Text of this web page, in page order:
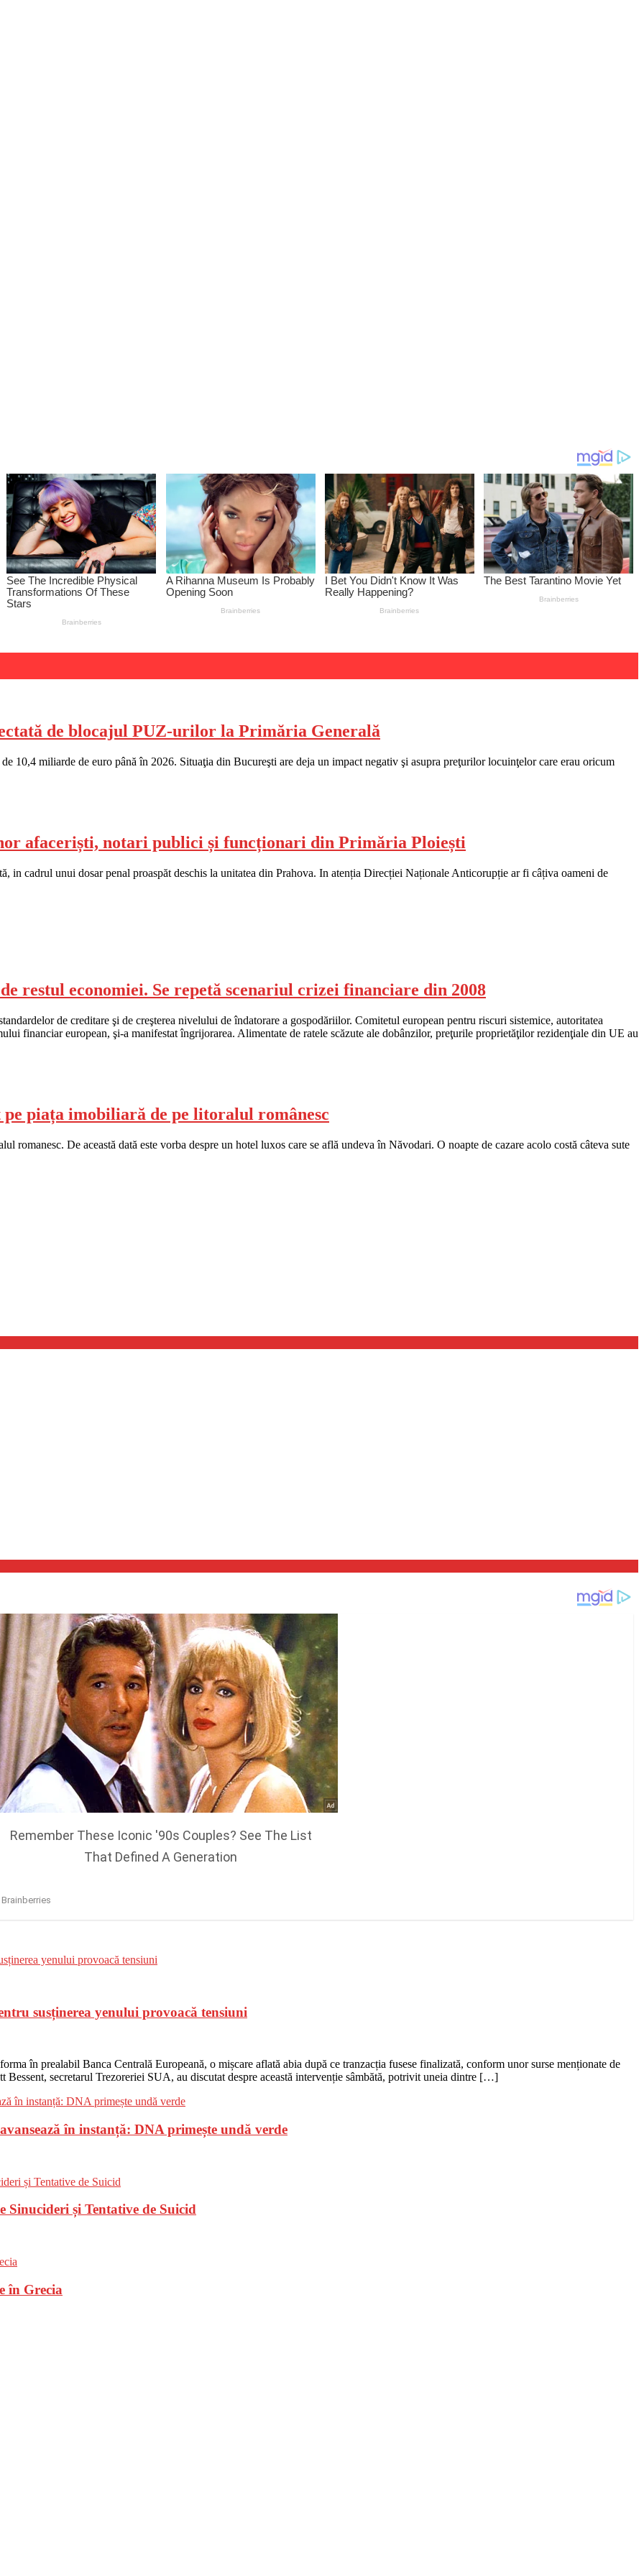
de blocajul PUZ-urilor la Primăria Generală
10,4 miliarde de euro până în 2026. Situaţia din Bucureşti are deja un impact negativ şi asupra preţurilor locuinţelor care erau oricum
afaceriști, notari publici și funcționari din Primăria Ploiești
in cadrul unui dosar penal proaspăt deschis la unitatea din Prahova. In atenția Direcției Naționale Anticorupție ar fi câțiva oameni de
restul economiei. Se repetă scenariul crizei financiare din 2008
de creditare şi de creşterea nivelului de îndatorare a gospodăriilor. Comitetul european pentru riscuri sistemice, autoritatea
financiar european, şi-a manifestat îngrijorarea. Alimentate de ratele scăzute ale dobânzilor, preţurile proprietăţilor rezidenţiale din UE au
piața imobiliară de pe litoralul românesc
romanesc. De această dată este vorba despre un hotel luxos care se află undeva în Năvodari. O noapte de cazare acolo costă câteva sute
susținerea yenului provoacă tensiuni
în prealabil Banca Centrală Europeană, o mișcare aflată abia după ce tranzacția fusese finalizată, conform unor surse menționate de
secretarul Trezoreriei SUA, au discutat despre această intervenție sâmbătă, potrivit uneia dintre […]
în instanță: DNA primește undă verde
Sinucideri și Tentative de Suicid
în Grecia